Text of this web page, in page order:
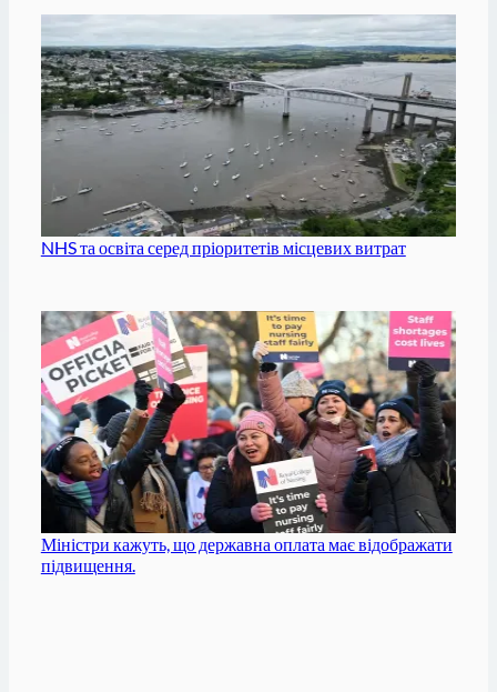
NHS та освіта серед пріоритетів місцевих витрат
Міністри кажуть, що державна оплата має відображати
підвищення.